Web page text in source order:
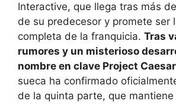
Interactive, que llega tras más
de su predecesor y promete ser
completa de la franquicia. Tras
rumores y un misterioso
nombre en clave Project Caesar
sueca ha confirmado
de la quinta parte, que mantiene